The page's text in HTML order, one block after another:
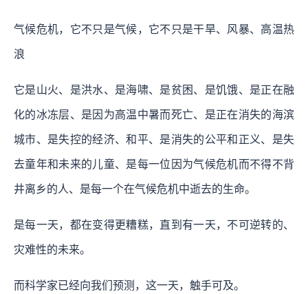
气候危机，它不只是气候，它不只是干旱、风暴、高温热
浪
它是山火、是洪水、是海啸、是贫困、是饥饿、是正在融
化的冰冻层、是因为高温中暑而死亡、是正在消失的海滨
城市、是失控的经济、和平、是消失的公平和正义、是失
去童年和未来的儿童、是每一位因为气候危机而不得不背
井离乡的人、是每一个在气候危机中逝去的生命。
是每一天，都在变得更糟糕，直到有一天，不可逆转的、
灾难性的未来。
而科学家已经向我们预测，这一天，触手可及。